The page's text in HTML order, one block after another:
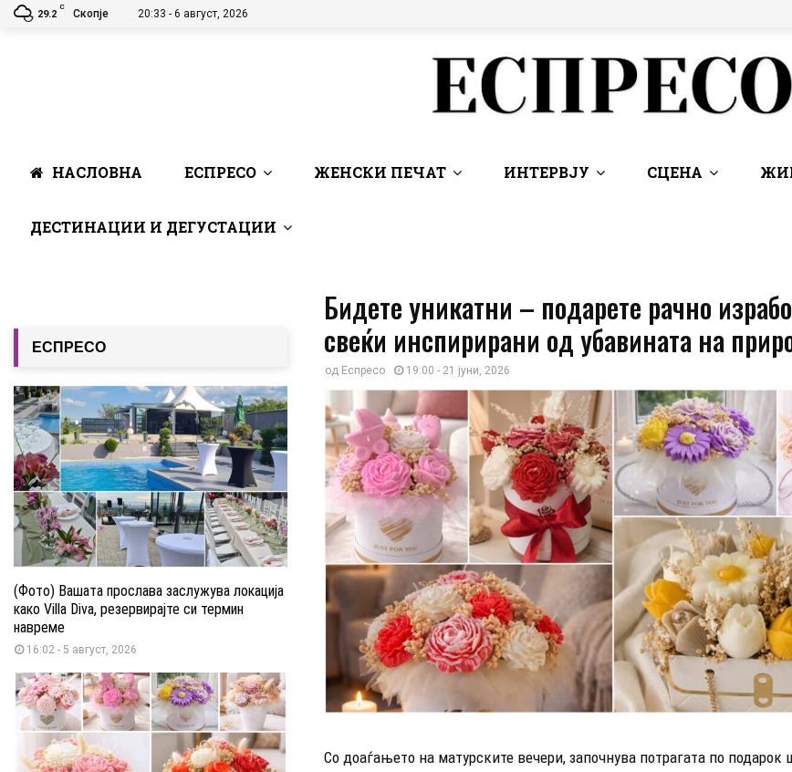
29.2
C
Скопје 20:33 - 6 август, 2026
НАСЛОВНА ЕСПРЕСО ЖЕНСКИ ПЕЧАТ ИНТЕРВЈУ СЦЕНА
ДЕСТИНАЦИИ И ДЕГУСТАЦИИ
Бидете уникатни – подарете рачно
свеќи инспирирани од убавината на
од Еспресо 19:00 - 21 јуни, 2026
Со доаѓањето на матурските вечери, започнува потрагата по подарок
ЕСПРЕСО
(Фото) Вашата прослава заслужува локација
како Villa Diva, резервирајте си термин
навреме
16:02 - 5 август, 2026